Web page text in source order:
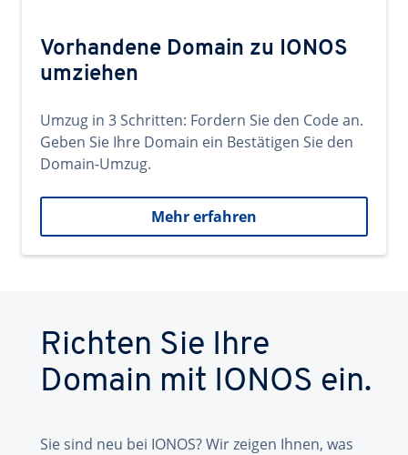
Vorhandene Domain zu IONOS
umziehen
Umzug in 3 Schritten: Fordern Sie den Code an.
Geben Sie Ihre Domain ein Bestätigen Sie den
Domain-Umzug.
Mehr erfahren
Richten Sie Ihre
Domain mit IONOS ein.
Sie sind neu bei IONOS? Wir zeigen Ihnen, was